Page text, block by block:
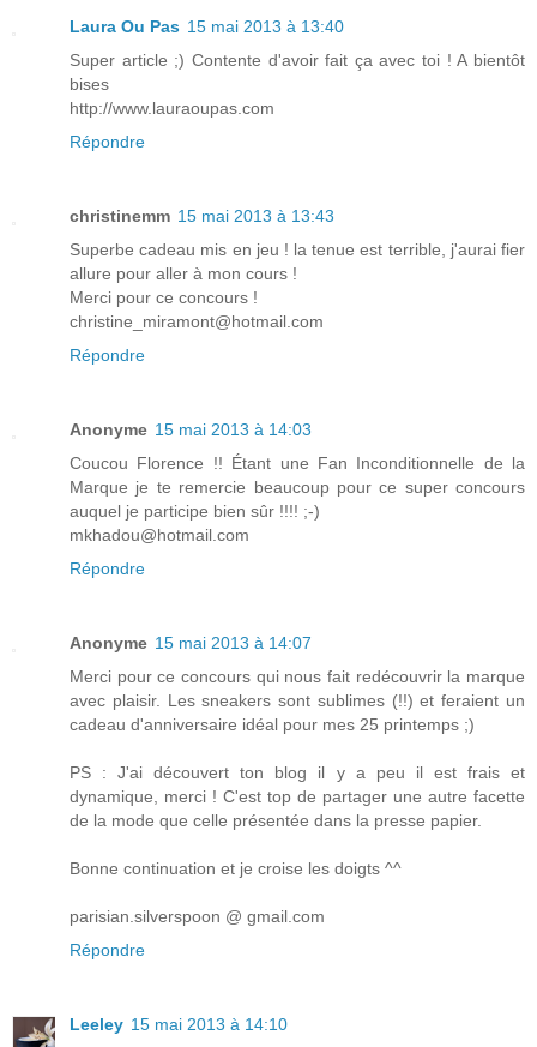
Laura Ou Pas 15 mai 2013 à 13:40
Super article ;) Contente d'avoir fait ça avec toi ! A bientôt
bises
http://www.lauraoupas.com
Répondre
christinemm 15 mai 2013 à 13:43
Superbe cadeau mis en jeu ! la tenue est terrible, j'aurai fier
allure pour aller à mon cours !
Merci pour ce concours !
christine_miramont@hotmail.com
Répondre
Anonyme 15 mai 2013 à 14:03
Coucou Florence !! Étant une Fan Inconditionnelle de la
Marque je te remercie beaucoup pour ce super concours
auquel je participe bien sûr !!!! ;-)
mkhadou@hotmail.com
Répondre
Anonyme 15 mai 2013 à 14:07
Merci pour ce concours qui nous fait redécouvrir la marque
avec plaisir. Les sneakers sont sublimes (!!) et feraient un
cadeau d'anniversaire idéal pour mes 25 printemps ;)
PS : J'ai découvert ton blog il y a peu il est frais et
dynamique, merci ! C'est top de partager une autre facette
de la mode que celle présentée dans la presse papier.
Bonne continuation et je croise les doigts ^^
parisian.silverspoon @ gmail.com
Répondre
Leeley 15 mai 2013 à 14:10